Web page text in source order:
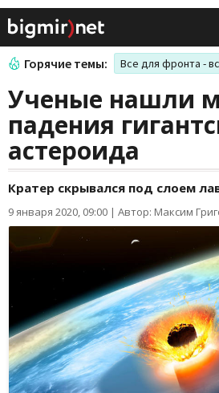
Горячие темы: Все для фронта -
Ученые нашли
падения
астероида
Кратер скрывался под слоем
9 января 2020, 09:00 | Автор: Максим